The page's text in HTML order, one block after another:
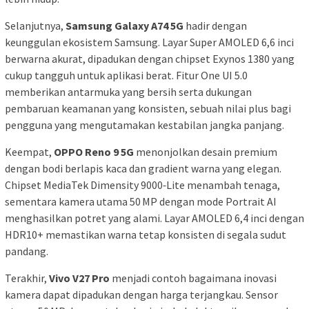
Selanjutnya, Samsung Galaxy A74 5G hadir dengan
keunggulan ekosistem Samsung. Layar Super AMOLED 6,6 inci
berwarna akurat, dipadukan dengan chipset Exynos 1380 yang
cukup tangguh untuk aplikasi berat. Fitur One UI 5.0
memberikan antarmuka yang bersih serta dukungan
pembaruan keamanan yang konsisten, sebuah nilai plus bagi
pengguna yang mengutamakan kestabilan jangka panjang.
Keempat, OPPO Reno 9 5G menonjolkan desain premium
dengan bodi berlapis kaca dan gradient warna yang elegan.
Chipset MediaTek Dimensity 9000‑Lite menambah tenaga,
sementara kamera utama 50 MP dengan mode Portrait AI
menghasilkan potret yang alami. Layar AMOLED 6,4 inci dengan
HDR10+ memastikan warna tetap konsisten di segala sudut
pandang.
Terakhir, Vivo V27 Pro menjadi contoh bagaimana inovasi
kamera dapat dipadukan dengan harga terjangkau. Sensor